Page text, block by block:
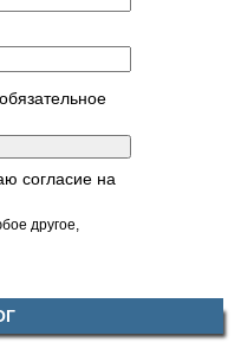
согласие на
другое,